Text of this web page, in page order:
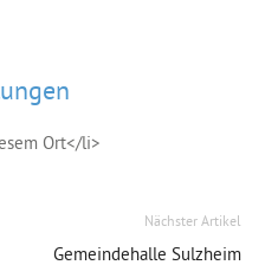
Ort</li>
Nächster Artikel
Gemeindehalle Sulzheim